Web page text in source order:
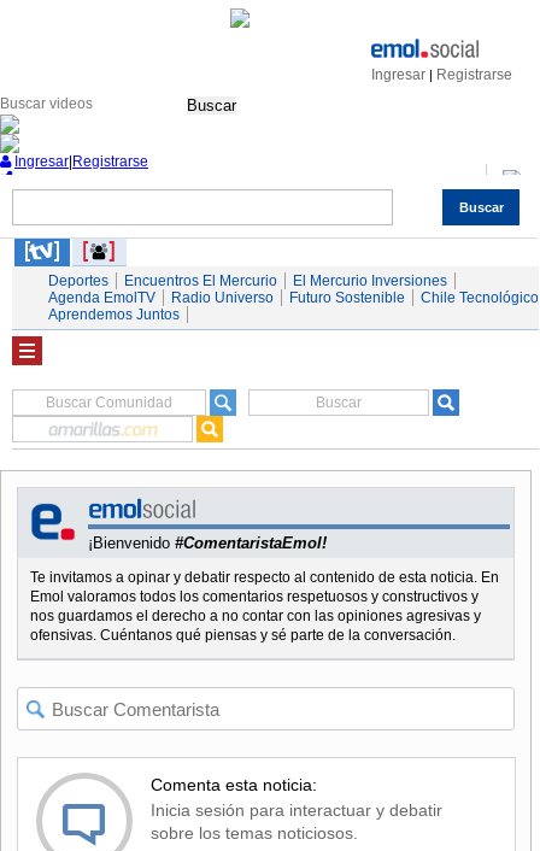
Ingresar | Registrarse
Buscar
Buscar
Ingresar Registrarse
Servicios
Deportes Encuentros El Mercurio
El Mercurio Inversiones
Agenda EmolTV
Radio Universo Futuro Sostenible
Chile Tecnológico
Aprendemos Juntos
¡Bienvenido #ComentaristaEmol!
Te invitamos a opinar y debatir respecto al contenido de esta noticia. En
Emol valoramos todos los comentarios respetuosos y constructivos y
nos guardamos el derecho a no contar con las opiniones agresivas y
ofensivas. Cuéntanos qué piensas y sé parte de la conversación.
Comenta esta noticia:
Inicia sesión para interactuar y debatir
sobre los temas noticiosos.